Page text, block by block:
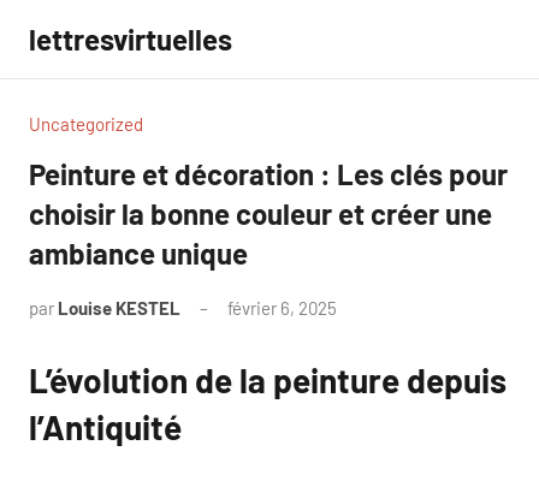
contenu
lettresvirtuelles
Uncategorized
Peinture et décoration : Les clés pour
choisir la bonne couleur et créer une
ambiance unique
par Louise KESTEL février 6, 2025
L’évolution de la peinture depuis
l’Antiquité